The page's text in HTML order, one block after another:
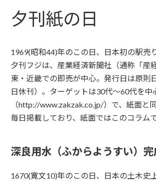
夕刊紙の日
1969(昭和44)年のこの日、日本初の駅売
夕刊フジは、産業経済新聞社（通称「産
東・近畿での即売が中心。発行日は原則
日休刊）。ターゲットは30代～60代を中
（http://www.zakzak.co.jp/）で、紙面と
毎日掲載しており、紙面ではこのコラム
深良用水（ふからようすい）完
1670(寛文10)年のこの日、日本の土木史